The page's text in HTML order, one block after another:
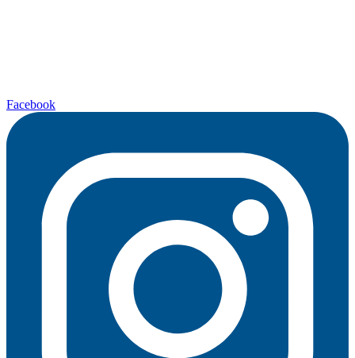
Facebook